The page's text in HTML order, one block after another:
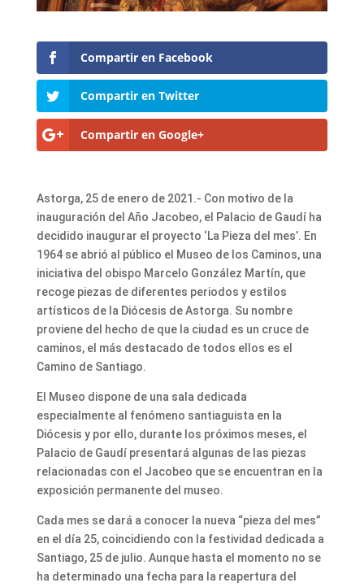
Compartir en Facebook
Compartir en Twitter
Compartir en Google+
Astorga, 25 de enero de 2021.- Con motivo de la
inauguración del Año Jacobeo, el Palacio de Gaudí ha
decidido inaugurar el proyecto ‘La Pieza del mes’. En
1964 se abrió al público el Museo de los Caminos, una
iniciativa del obispo Marcelo González Martín, que
recoge piezas de diferentes periodos y estilos
artísticos de la Diócesis de Astorga. Su nombre
proviene del hecho de que la ciudad es un cruce de
caminos, el más destacado de todos ellos es el
Camino de Santiago.
El Museo dispone de una sala dedicada
especialmente al fenómeno santiaguista en la
Diócesis y por ello, durante los próximos meses, el
Palacio de Gaudí presentará algunas de las piezas
relacionadas con el Jacobeo que se encuentran en la
exposición permanente del museo.
Cada mes se dará a conocer la nueva “pieza del mes”
en el día 25, coincidiendo con la festividad dedicada a
Santiago, 25 de julio. Aunque hasta el momento no se
ha determinado una fecha para la reapertura del